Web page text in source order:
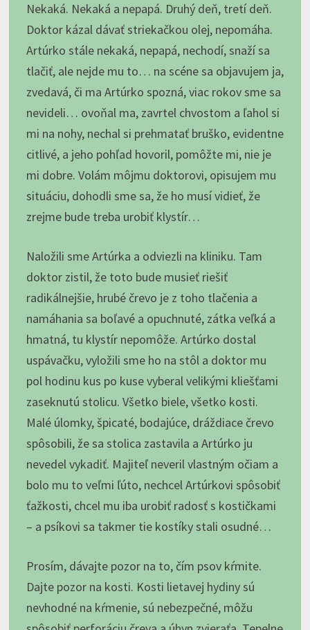
Nekaká. Nekaká a nepapá. Druhý deň, tretí deň.
Doktor kázal dávať striekačkou olej, nepomáha.
Artúrko stále nekaká, nepapá, nechodí, snaží sa
tlačiť, ale nejde mu to… na scéne sa objavujem ja,
zvedavá, či ma Artúrko spozná, viac rokov sme sa
nevideli… ovoňal ma, zavrtel chvostom a ľahol si
mi na nohy, nechal si prehmatať bruško, evidentne
citlivé, a jeho pohľad hovoril, pomôžte mi, nie je
mi dobre. Volám môjmu doktorovi, opisujem mu
situáciu, dohodli sme sa, že ho musí vidieť, že
zrejme bude treba urobiť klystír…
Naložili sme Artúrka a odviezli na kliniku. Tam
doktor zistil, že toto bude musieť riešiť
radikálnejšie, hrubé črevo je z toho tlačenia a
namáhania sa boľavé a opuchnuté, zátka veľká a
hmatná, tu klystír nepomôže. Artúrko dostal
uspávačku, vyložili sme ho na stôl a doktor mu
pol hodinu kus po kuse vyberal velikými kliešťami
zaseknutú stolicu. Všetko biele, všetko kosti.
Malé úlomky, špicaté, bodajúce, dráždiace črevo
spôsobili, že sa stolica zastavila a Artúrko ju
nevedel vykadiť. Majiteľ neveril vlastným očiam a
bolo mu to veľmi ľúto, nechcel Artúrkovi spôsobiť
ťažkosti, chcel mu iba urobiť radosť s kostičkami
– a psíkovi sa takmer tie kostíky stali osudné…
Prosím, dávajte pozor na to, čím psov kŕmite.
Dajte pozor na kosti. Kosti lietavej hydiny sú
nevhodné na kŕmenie, sú nebezpečné, môžu